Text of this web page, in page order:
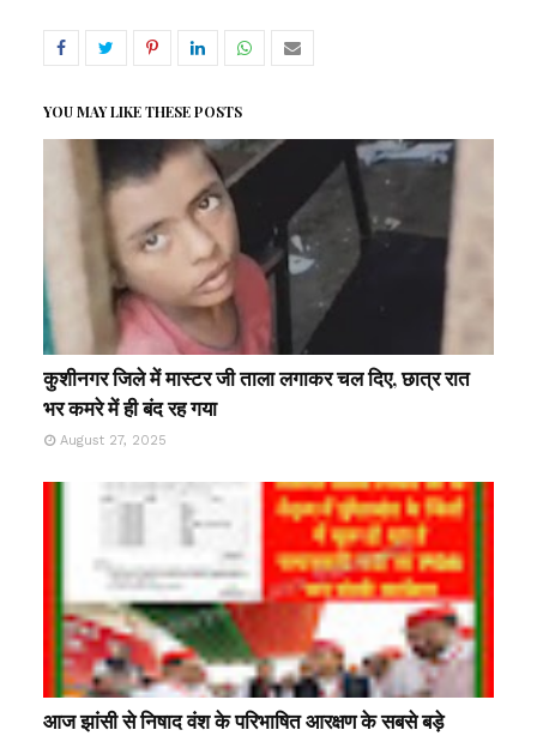
YOU MAY LIKE THESE POSTS
कुशीनगर जिले में मास्टर जी ताला लगाकर चल दिए, छात्र रात
भर कमरे में ही बंद रह गया
August 27, 2025
आज झांसी से निषाद वंश के परिभाषित आरक्षण के सबसे बड़े